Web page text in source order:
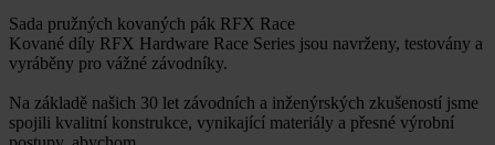
Sada pružných kovaných pák RFX Race
Kované díly RFX Hardware Race Series jsou navrženy, testovány a
vyráběny pro vážné závodníky.
Na základě našich 30 let závodních a inženýrských zkušeností jsme
spojili kvalitní konstrukce, vynikající materiály a přesné výrobní